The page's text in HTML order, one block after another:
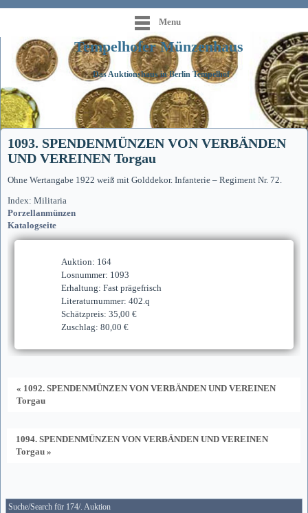
Menu
Tempelhofer Münzenhaus
Das Auktionshaus in Berlin Tempelhof
1093. SPENDENMÜNZEN VON VERBÄNDEN
UND VEREINEN Torgau
Ohne Wertangabe 1922 weiß mit Golddekor. Infanterie – Regiment Nr. 72.
Index: Militaria
Porzellanmünzen
Katalogseite
Auktion: 164
Losnummer: 1093
Erhaltung: Fast prägefrisch
Literaturnummer: 402.q
Schätzpreis: 35,00 €
Zuschlag: 80,00 €
« 1092. SPENDENMÜNZEN VON VERBÄNDEN UND VEREINEN
Torgau
1094. SPENDENMÜNZEN VON VERBÄNDEN UND VEREINEN
Torgau »
Suche/Search für 174/. Auktion